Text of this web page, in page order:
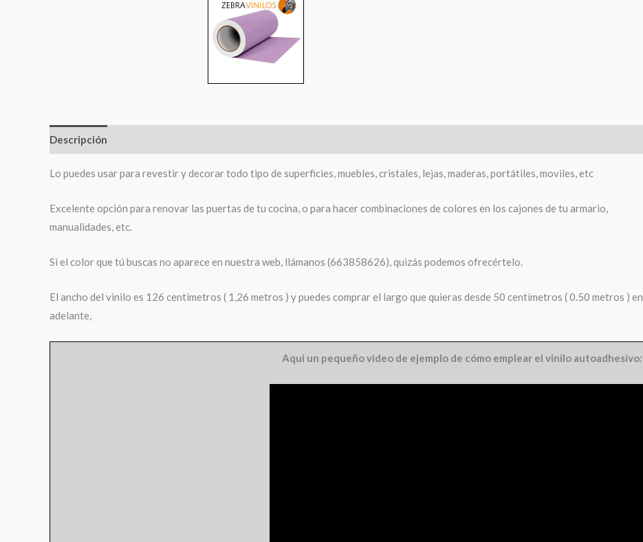
Descripción
Lo puedes usar para revestir y decorar todo tipo de superficies, muebles, cristales, lejas, maderas, portátiles, moviles, etc
Excelente opción para renovar las puertas de tu cocina, o para hacer combinaciones de colores en los cajones de tu armario,
manualidades, etc.
Si el color que tú buscas no aparece en nuestra web, llámanos (663858626), quizás podemos ofrecértelo.
El ancho del vinilo es 126 centimetros ( 1,26 metros ) y puedes comprar el largo que quieras desde 50 centímetros ( 0.50 metros ) en
adelante,
Aqui un pequeño video de ejemplo de cómo emplear el vinilo autoadhesivo: